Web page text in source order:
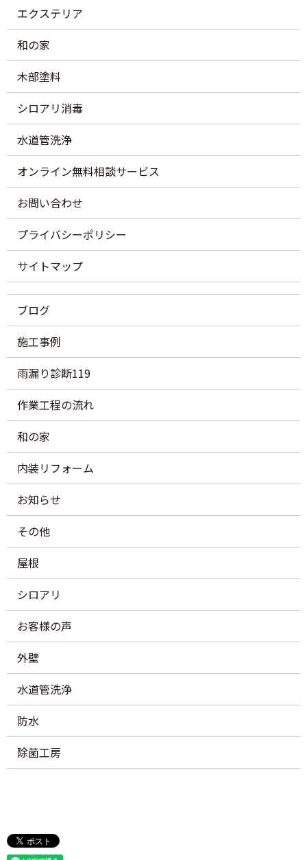
エクステリア
和の家
木部塗料
シロアリ消毒
水道管洗浄
オンライン無料相談サービス
お問い合わせ
プライバシーポリシー
サイトマップ
ブログ
施工事例
雨漏り診断119
作業工程の流れ
和の家
内装リフォーム
お知らせ
その他
屋根
シロアリ
お客様の声
外壁
水道管洗浄
防水
除菌工房